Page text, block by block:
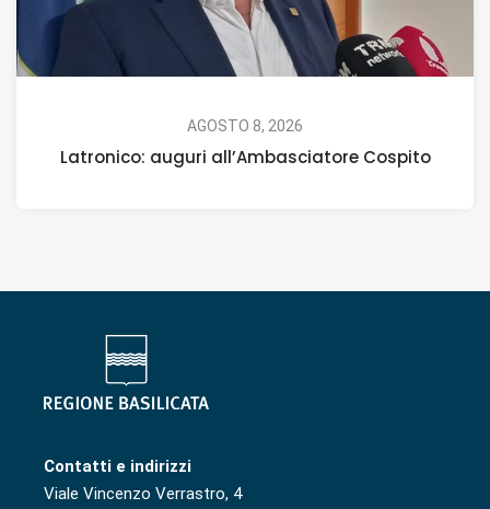
AGOSTO 8, 2026
Latronico: auguri all’Ambasciatore Cospito
Contatti e indirizzi
Viale Vincenzo Verrastro, 4